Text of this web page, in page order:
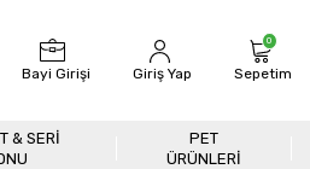
Bayi Girişi Giriş Yap
0
Sepetim
& SERI
PET
ÜRÜNLERİ